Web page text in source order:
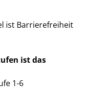
ist Barrierefreiheit
ist das
1-6